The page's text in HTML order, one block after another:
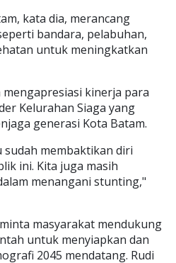
kata dia, merancang
bandara, pelabuhan,
untuk meningkatkan
kinerja para
Kelurahan Siaga yang
generasi Kota Batam.
sudah membaktikan diri
ini. Kita juga masih
menangani stunting,"
masyarakat mendukung
untuk menyiapkan dan
2045 mendatang. Rudi